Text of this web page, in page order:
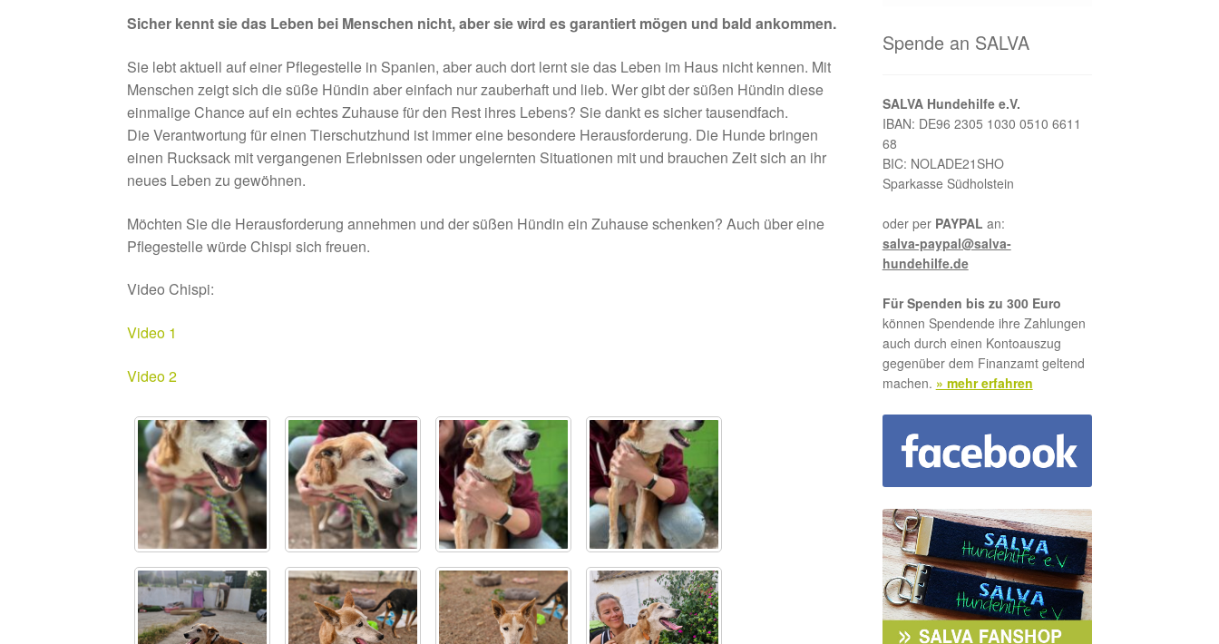
Sicher kennt sie das Leben bei Menschen nicht, aber sie wird es garantiert mögen und bald ankommen.
Sie lebt aktuell auf einer Pflegestelle in Spanien, aber auch dort lernt sie das Leben im Haus nicht kennen. Mit
Menschen zeigt sich die süße Hündin aber einfach nur zauberhaft und lieb. Wer gibt der süßen Hündin diese
einmalige Chance auf ein echtes Zuhause für den Rest ihres Lebens? Sie dankt es sicher tausendfach.
Die Verantwortung für einen Tierschutzhund ist immer eine besondere Herausforderung. Die Hunde bringen
einen Rucksack mit vergangenen Erlebnissen oder ungelernten Situationen mit und brauchen Zeit sich an ihr
neues Leben zu gewöhnen.
Möchten Sie die Herausforderung annehmen und der süßen Hündin ein Zuhause schenken? Auch über eine
Pflegestelle würde Chispi sich freuen.
Video Chispi:
Video 1
Video 2
Spende an SALVA
SALVA Hundehilfe e.V.
IBAN: DE96 2305 1030 0510 6611
68
BIC: NOLADE21SHO
Sparkasse Südholstein
oder per PAYPAL an:
salva-paypal@salva-
hundehilfe.de
Für Spenden bis zu 300 Euro
können Spendende ihre Zahlungen
auch durch einen Kontoauszug
gegenüber dem Finanzamt geltend
machen. » mehr erfahren